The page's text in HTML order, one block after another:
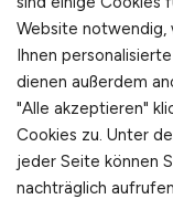
Software
(m/w/d)
Hays
Website notwendig,
Ihnen
dienen außerdem
"Alle akzeptieren"
Cookies zu. Unter
jeder Seite können
nachträglich